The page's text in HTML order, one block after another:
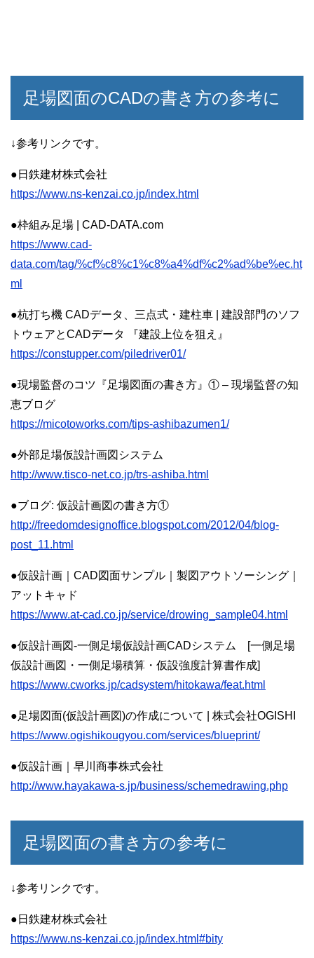
足場図面のCADの書き方の参考に
↓参考リンクです。
●日鉄建材株式会社
https://www.ns-kenzai.co.jp/index.html
●枠組み足場 | CAD-DATA.com
https://www.cad-
data.com/tag/%cf%c8%c1%c8%a4%df%c2%ad%be%ec.ht
ml
●杭打ち機 CADデータ、三点式・建柱車 | 建設部門のソフ
トウェアとCADデータ 『建設上位を狙え』
https://constupper.com/piledriver01/
●現場監督のコツ『足場図面の書き方』① – 現場監督の知
恵ブログ
https://micotoworks.com/tips-ashibazumen1/
●外部足場仮設計画図システム
http://www.tisco-net.co.jp/trs-ashiba.html
●ブログ: 仮設計画図の書き方①
http://freedomdesignoffice.blogspot.com/2012/04/blog-
post_11.html
●仮設計画｜CAD図面サンプル｜製図アウトソーシング｜
アットキャド
https://www.at-cad.co.jp/service/drowing_sample04.html
●仮設計画図-一側足場仮設計画CADシステム [一側足場
仮設計画図・一側足場積算・仮設強度計算書作成]
https://www.cworks.jp/cadsystem/hitokawa/feat.html
●足場図面(仮設計画図)の作成について | 株式会社OGISHI
https://www.ogishikougyou.com/services/blueprint/
●仮設計画｜早川商事株式会社
http://www.hayakawa-s.jp/business/schemedrawing.php
足場図面の書き方の参考に
↓参考リンクです。
●日鉄建材株式会社
https://www.ns-kenzai.co.jp/index.html#bity